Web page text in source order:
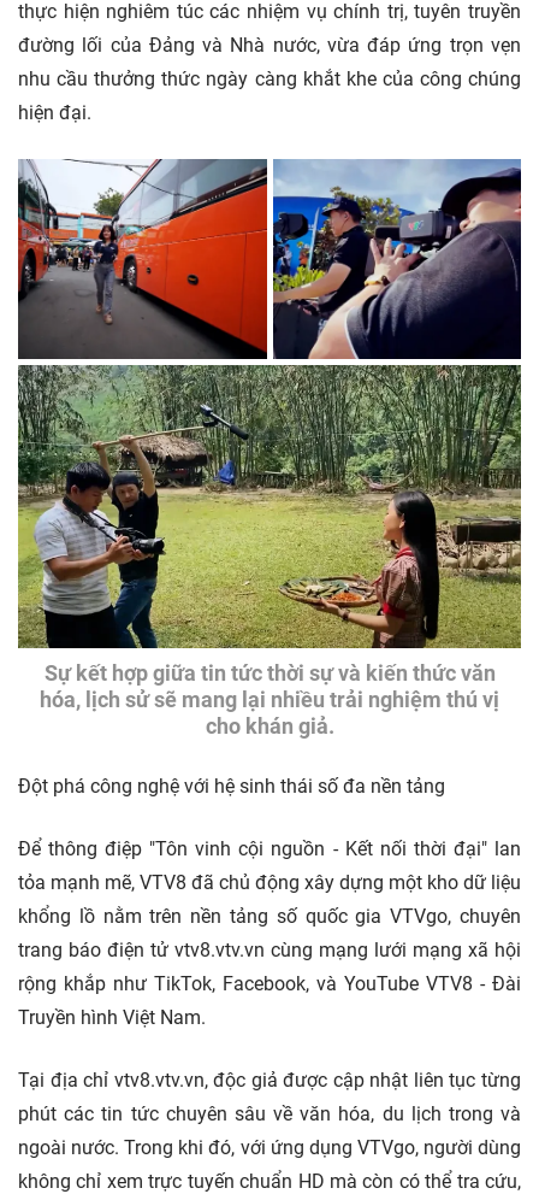
thực hiện nghiêm túc các nhiệm vụ chính trị, tuyên truyền
đường lối của Đảng và Nhà nước, vừa đáp ứng trọn vẹn
nhu cầu thưởng thức ngày càng khắt khe của công chúng
hiện đại.
Sự kết hợp giữa tin tức thời sự và kiến thức văn
hóa, lịch sử sẽ mang lại nhiều trải nghiệm thú vị
cho khán giả.
Đột phá công nghệ với hệ sinh thái số đa nền tảng
Để thông điệp "Tôn vinh cội nguồn - Kết nối thời đại" lan
tỏa mạnh mẽ, VTV8 đã chủ động xây dựng một kho dữ liệu
khổng lồ nằm trên nền tảng số quốc gia VTVgo, chuyên
trang báo điện tử vtv8.vtv.vn cùng mạng lưới mạng xã hội
rộng khắp như TikTok, Facebook, và YouTube VTV8 - Đài
Truyền hình Việt Nam.
Tại địa chỉ vtv8.vtv.vn, độc giả được cập nhật liên tục từng
phút các tin tức chuyên sâu về văn hóa, du lịch trong và
ngoài nước. Trong khi đó, với ứng dụng VTVgo, người dùng
không chỉ xem trực tuyến chuẩn HD mà còn có thể tra cứu,